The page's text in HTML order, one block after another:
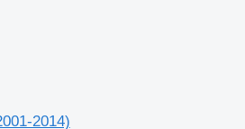
2014)